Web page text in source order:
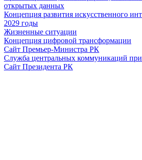
открытых данных
Концепция развития искусственного
2029 годы
Жизненные ситуации
Концепция цифровой трансформации
Сайт Премьер-Министра РК
Служба центральных коммуникаций
Сайт Президента РК